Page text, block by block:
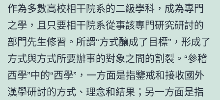
作為多數高校相干院系的二級學科，成為專門
之學，且只要相干院系從事該專門研究研討的
部門先生修習。所謂“方式釀成了目標”，形成了
方式與方式所要辦事的對象之間的割裂。“參稽
西學”中的“西學”，一方面是指鑒戒和接收國外
漢學研討的方式、理念和結果；另一方面是指